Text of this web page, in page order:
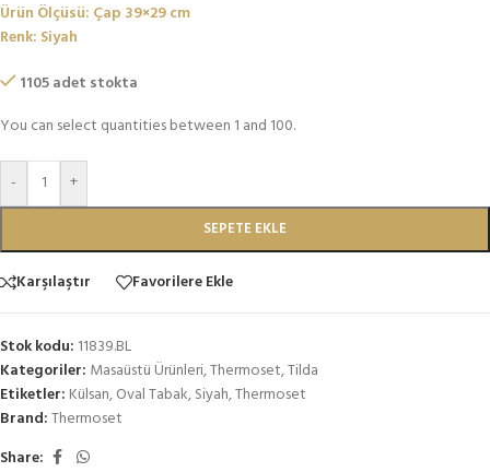
Ürün Ölçüsü: Çap 39×29 cm
Renk: Siyah
1105 adet stokta
You can select quantities between 1 and 100.
- +
SEPETE EKLE
Karşılaştır Favorilere Ekle
Stok kodu: 11839.BL
Kategoriler: Masaüstü Ürünleri,Thermoset,Tilda
Etiketler: Külsan,Oval Tabak,Siyah,Thermoset
Brand:Thermoset
Share: